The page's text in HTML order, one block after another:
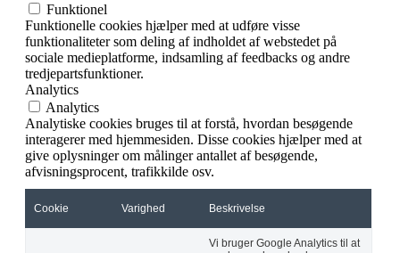
Funktionel
Funktionelle cookies hjælper med at udføre visse
funktionaliteter som deling af indholdet af webstedet på
sociale medieplatforme, indsamling af feedbacks og andre
tredjepartsfunktioner.
Analytics
Analytics
Analytiske cookies bruges til at forstå, hvordan besøgende
interagerer med hjemmesiden. Disse cookies hjælper med at
give oplysninger om målinger antallet af besøgende,
afvisningsprocent, trafikkilde osv.
Cookie Varighed Beskrivelse
Vi bruger Google Analytics til at